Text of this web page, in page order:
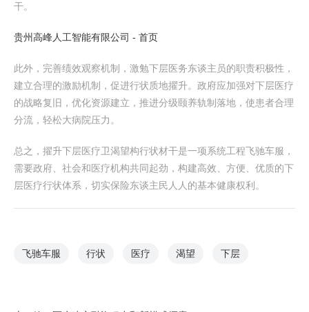
干。
贵州高峰人工智能有限公司 - 首页
此外，完善绩效观察机制，激勉下层医务东谈主员的职责积极性，
建立合理的激励机制，促进行状质地擢升。政府应加强对下层医疗
的战略复旧，优化资源建立，推进分级颐养轨制落地，使患者合理
分流，轻松大病院压力。
总之，擢升下层医疗卫渴望构行状材干是一项系统工程飞驰车服，
需要政府、社会和医疗机构共同起劲，构建高效、方便、优质的下
层医疗行状体系，切实保险东谈主民人人的基本健康权利。
飞驰车服 行状 医疗 渴望 下层